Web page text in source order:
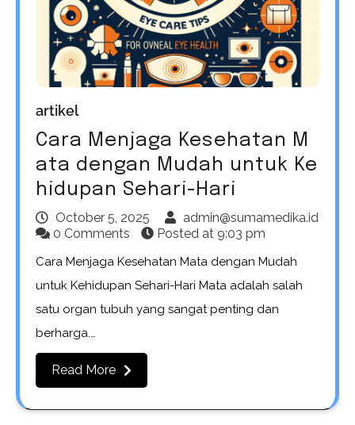
artikel
Cara Menjaga Kesehatan M
ata dengan Mudah untuk Ke
hidupan Sehari-Hari
October 5, 2025
admin@sumamedika.id
0 Comments
Posted at 9:03 pm
Cara Menjaga Kesehatan Mata dengan Mudah
untuk Kehidupan Sehari-Hari Mata adalah salah
satu organ tubuh yang sangat penting dan
berharga.…
Read More